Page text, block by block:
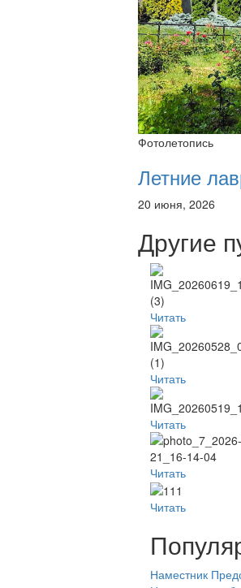
Фотолетопись
Летние
20 июня, 2026
Другие
Читать
Читать
Читать
Читать
Читать
Наместник